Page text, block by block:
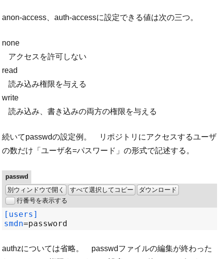
anon-access、auth-accessに設定できる値は次の三つ。
none
アクセスを許可しない
read
読み込み権限を与える
write
読み込み、書き込みの両方の権限を与える
続いてpasswdの設定例。 リポジトリにアクセスするユーザ
の数だけ「ユーザ名=パスワード」の形式で記述する。
passwd
別ウィンドウで開く
すべて選択してコピー
ダウンロード
行番号を表示する
[users]
smdn=
authzについては省略。 passwdファイルの編集が終わった